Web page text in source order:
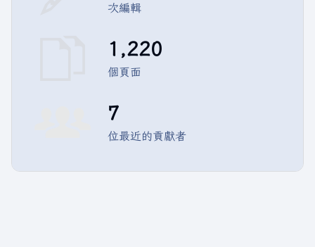
次編輯
1,220
個頁面
7
位最近的貢獻者